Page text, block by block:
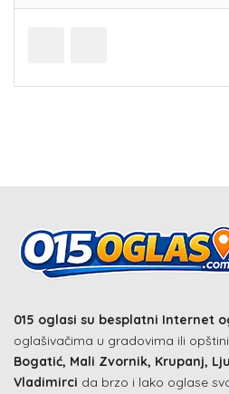
015 oglasi su besplatni Internet
oglašivačima u gradovima ili
Bogatić, Mali Zvornik, Krupanj,
Vladimirci da brzo i lako oglase